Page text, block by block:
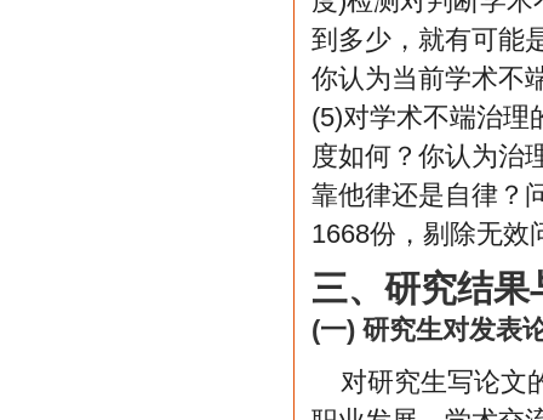
到多少，就有可能
你认为当前学术不
(5)对学术不端治理
度如何？你认为治
靠他律还是自律？
1668份，剔除无效
三、研究结果
(一) 研究生对发表
对研究生写论文